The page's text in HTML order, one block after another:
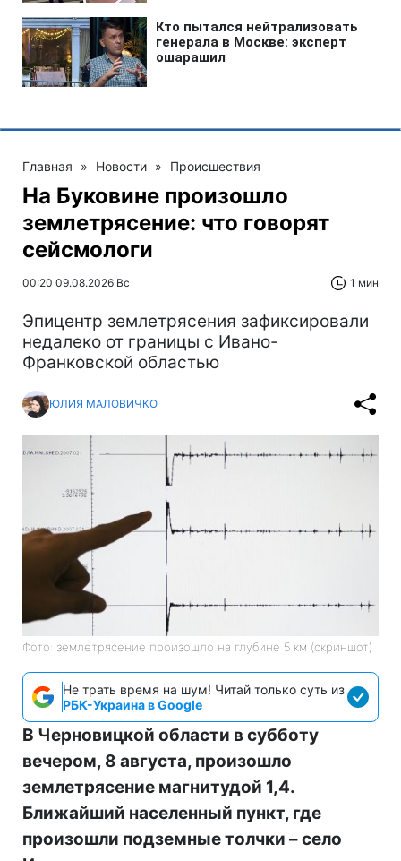
Главная » Новости » Происшествия
На Буковине произошло
землетрясение: что говорят
сейсмологи
00:20 09.08.2026 Вс 1 мин
Эпицентр землетрясения зафиксировали
недалеко от границы с Ивано-
Франковской областью
ЮЛИЯ МАЛОВИЧКО
Фото: землетрясение произошло на глубине 5 км (скриншот)
Не трать время на шум! Читай только суть из
РБК-Украина в Google
В Черновицкой области в субботу
вечером, 8 августа, произошло
землетрясение магнитудой 1,4.
Ближайший населенный пункт, где
произошли подземные толчки – село